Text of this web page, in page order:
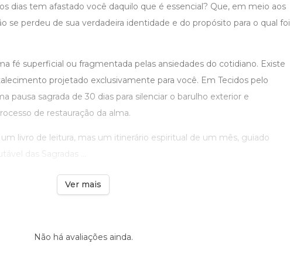
dias tem afastado você daquilo que é essencial? Que, em meio aos
se perdeu de sua verdadeira identidade e do propósito para o qual foi
fé superficial ou fragmentada pelas ansiedades do cotidiano. Existe
projetado exclusivamente para você. Em Tecidos pelo
pausa sagrada de 30 dias para silenciar o barulho exterior e
de restauração da alma.
livro de leitura, mas um itinerário espiritual de um mês, guiado
das Sagradas ...
Ver mais
Não há avaliações ainda.